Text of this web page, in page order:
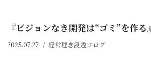
『ビジョンなき開発は“ゴミ”を作る』
2025.07.27 経営理念浸透ブログ